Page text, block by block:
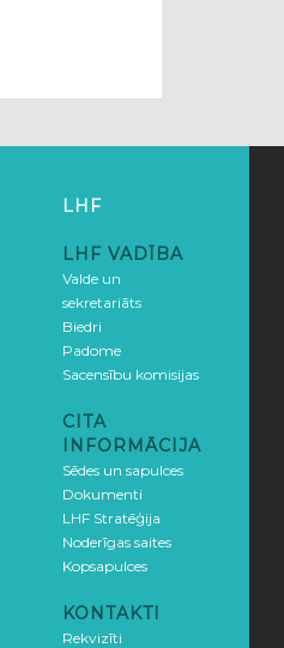
LHF
LHF VADĪBA
Valde un
sekretariāts
Biedri
Padome
Sacensību komisijas
CITA
INFORMĀCIJA
Sēdes un sapulces
Dokumenti
LHF Stratēģija
Noderīgas saites
Kopsapulces
KONTAKTI
Rekvizīti